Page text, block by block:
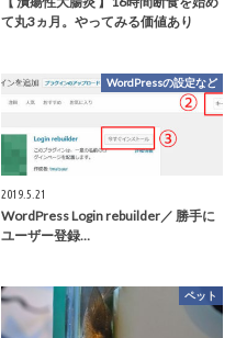
て丸3ヵ月。やってみる価値あり
WordPressの設定など
2019.5.21
WordPress Login rebuilder／ 勝手に
ユーザー登録…
ペット